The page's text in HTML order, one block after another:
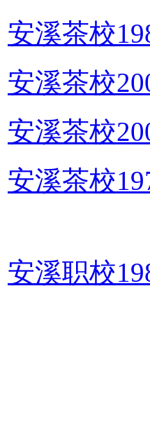
安溪茶校
安溪茶校
安溪茶校
安溪茶校
安溪职校